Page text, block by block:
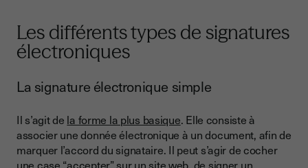
Les différents types de signatures
électroniques
La signature électronique simple
Il s’agit de la forme la plus basique. Elle consiste à
associer une donnée électronique à un document, afin de
marquer l’accord du signataire. Il peut s’agir de cocher